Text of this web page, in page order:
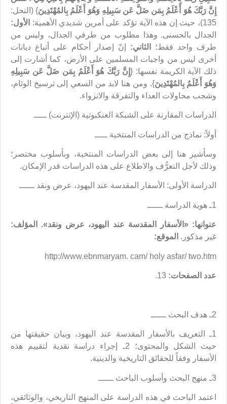
إِنَّ رَبَّكَ هُوَ أَعْلَمُ بِمَن ضَلَّ عَن سَبِيلِهِ وَهُوَ أَعْلَمُ بِالمُهْتَدِينَ} (النحل:
135)، حيث إن هذه الآية تؤكد على أمرين شديدي الأهمية:
الأول:
الجدال بالحسنى. وهذا مطلوب من طرفي الجدال، وليس من
طرف واحد فقط؛
الثاني: إنّ إصدار أحكام على أتباع ديانات
أخرى ليس من واجبات المسلمين على الأرض، كما أشارت إلى
ذلك الآية الكريمة نفسها: {إِنَّ رَبَّكَ هُوَ أَعْلَمُ بِمَن ضَلَّ عَن سَبِيلِهِ
وَهُوَ أَعْلَمُ بِالمُهْتَدِينَ}. ومن هنا لابد من السعي إلى ترسيخ الوئام،
وشجب محاولات العداء والتفرقة والانزواء.
الدراسات المقارنة على الشبكة العنكبوتية (الإنترنت) ـــــ
أولاً: نماذج من الدراسات المنتخبة ـــــ
وسأشير هنا إلى بعض الدراسات المنتخبة، وبأسلوب مختصر؛
وذلك لأجل التعرُّف والاطلاع على هذه الدراسات قدر الإمكان.
الدراسة الأولى: الأسفار المقدسة عند اليهود، عرض ونقد ــــــ
1ـ هوية الدراسة ــــــ
عنوانها: «الأسفار المقدسة عند اليهود، عرض ونقد».
المؤلف:
غير مذكور. الموقع:
http://www.ebnmaryam. cam/ holy asfar/ two.htm
عدد الصفحات:
2ـ هدف البحث ــــــ
1ـ التعريف بالأسفار المقدسة عند اليهود، وبيان حقيقتها من
حيث الشكل والمحتوى؛ 2ـ إجراء دراسة نقدية لتقييم هذه
الأسفار وفقاً للحقائق التاريخية والدينية.
3ـ منهج البحث وأسلوب الباحث ــــــ
اعتمد الباحث في هذه الدراسة على المنهج التاريخي، والوثائقي،